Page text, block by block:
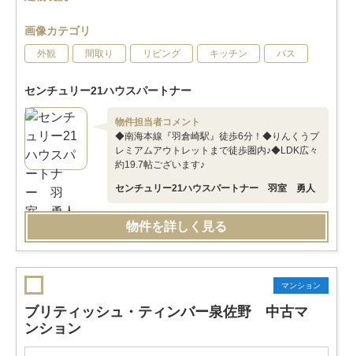
画像カテゴリ
外観 間取り リビング キッチン バス
センチュリー21ハウスパートナー
物件担当者コメント
◆南海本線『羽倉崎駅』徒歩6分！◆りんくうプ
レミアムアウトレットまで徒歩圏内♪◆LDK広々
約19.7帖ございます♪
センチュリー21ハウスパートナー 羽室 勇人
物件を詳しく見る
マンション
ブリティッシュ・ティンバー泉佐野 中古マ
ンション